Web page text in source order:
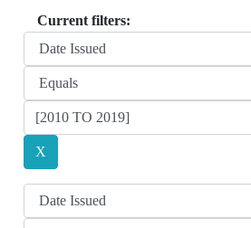
Current filters: